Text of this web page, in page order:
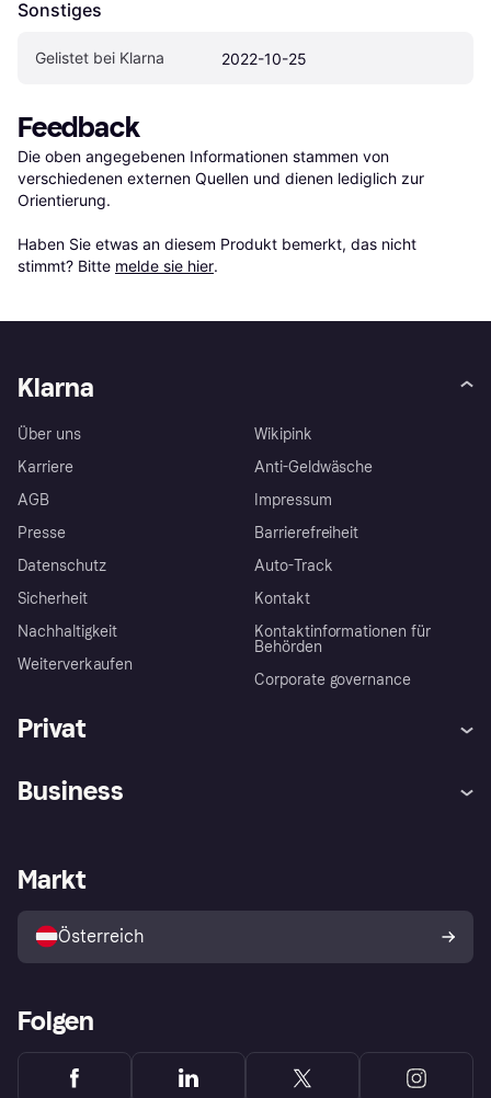
Sonstiges
Gelistet bei Klarna 2022-10-25
Feedback
Die oben angegebenen Informationen stammen von
verschiedenen externen Quellen und dienen lediglich zur
Orientierung.
Haben Sie etwas an diesem Produkt bemerkt, das nicht
stimmt? Bitte melde sie hier.
Klarna
Über uns
Karriere
AGB
Presse
Datenschutz
Sicherheit
Nachhaltigkeit
Weiterverkaufen
Wikipink
Anti-Geldwäsche
Impressum
Barrierefreiheit
Auto-Track
Kontakt
Kontaktinformationen für
Behörden
Corporate governance
Privat
Shops entdecken
Business
Händlerportal
Markt
Österreich
Folgen